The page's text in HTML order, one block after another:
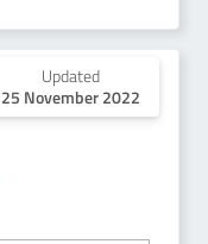
Updated
25 November 2022